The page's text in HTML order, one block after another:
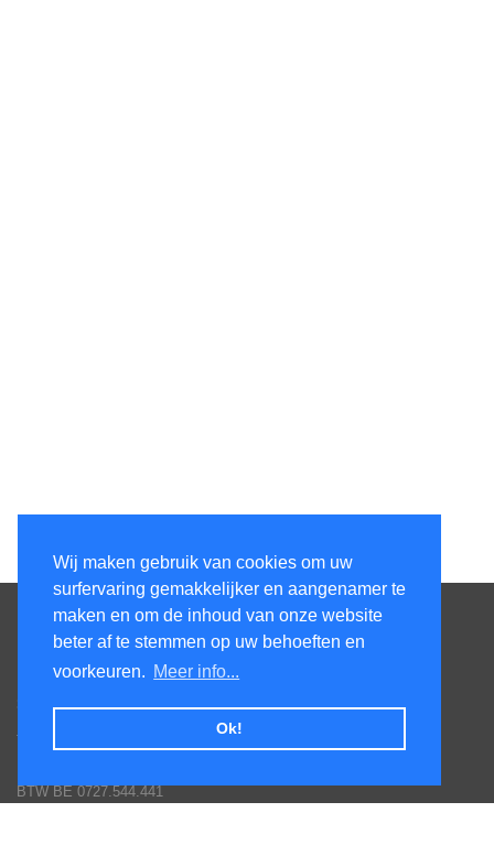
Wij maken gebruik van cookies om uw
surfervaring gemakkelijker en aangenamer te
maken en om de inhoud van onze website
beter af te stemmen op uw behoeften en
voorkeuren. Meer info...
Ok!
Contacteer ons
Honsdonkstraat 25A
3120 Tremelo
Tel. 016/60.93.00 - 0475/620.520
BTW BE 0727.544.441